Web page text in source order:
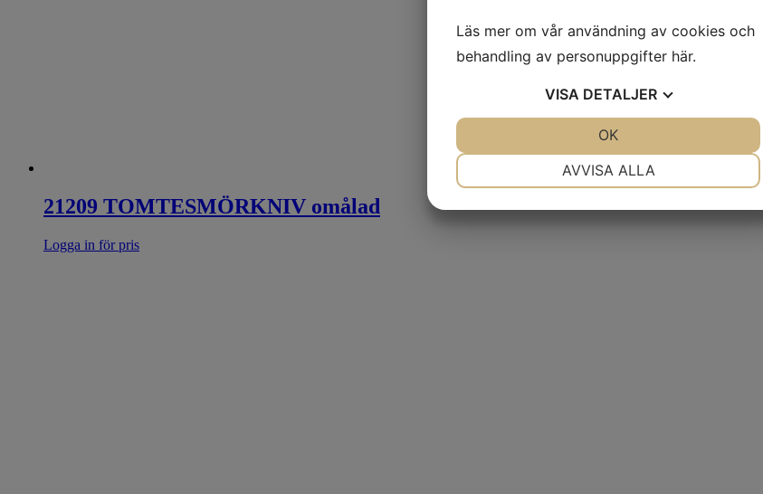
21209 TOMTESMÖRKNIV omålad
Logga in för pris
Läs mer om vår användning av cookies och
behandling av personuppgifter här.
VISA DETALJER
AVVISA ALLA
OK